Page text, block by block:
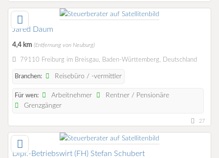
Jared Daum
4,4 km (Entfernung von Neuburg)
79110 Freiburg im Breisgau, Baden-Württemberg, Deutschland
Branchen: Reisebüro / -vermittler
Für wen: Arbeitnehmer
Rentner / Pensionäre
Grenzgänger
27
Dipl.-Betriebswirt (FH) Stefan Schubert